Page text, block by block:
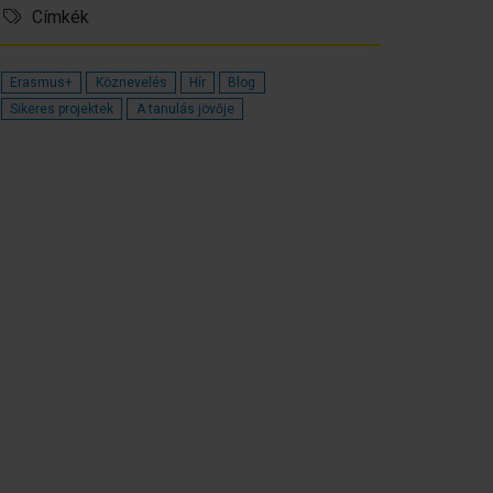
Címkék
Erasmus+ Köznevelés Hír
Blog
Sikeres projektek
A tanulás jövője